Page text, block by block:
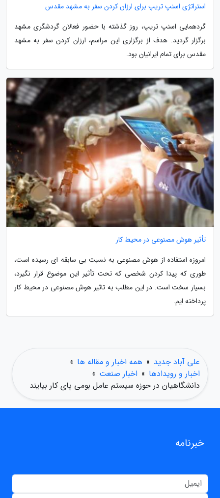
استراتژی اسنپ تریپ برای ارزان کردن سفر به مشهد مقدس
گردهمایی اسنپ تریپ، روز گذشته با حضور فعالان گردشگری مشهد
برگزار گردید. هدف از برگزاری این مراسم، ارزان کردن سفر به مشهد
مقدس برای تمام ایرانیان بود.
تأثیر هوش مصنوعی در محیط کار
امروزه استفاده از هوش مصنوعی به نسبت بی سابقه ای رسیده است،
طوری که پیدا کردن شخصی که تحت تأثیر این موضوع قرار نگیرد،
بسیار سخت است. در این مطلب به تاثیر هوش مصنوعی در محیط کار
پرداخته ایم.
علی آباد جدید » همه اخبار و مقاله ها »
اخبار و رویدادها » اخبار صنعت »
دانشگاهیان در حوزه سیستم عامل بومی پای کار بیایند
خبرنامه